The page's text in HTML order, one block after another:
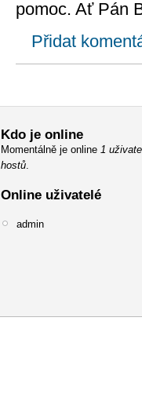
pomoc. Ať Pán
Přidat
Kdo je online
Momentálně je online 1
hostů.
Online uživatelé
admin